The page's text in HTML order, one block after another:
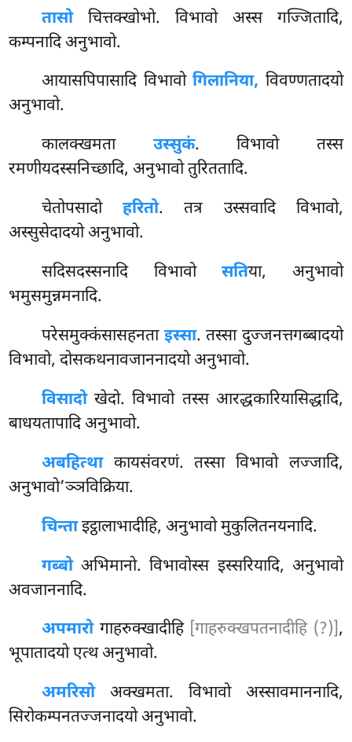
तासोचित्तक्खोभो. विभावो अस्स गज्जितादि,
कम्पनादि अनुभावो.
आयासपिपासादि विभावोगिलानिया, विवण्णतादयो
अनुभावो.
कालक्खमता उस्सुकं. विभावो तस्स
रमणीयदस्सनिच्छादि, अनुभावो तुरिततादि.
चेतोपसादोहरितो. तत्र उस्सवादि विभावो,
अस्सुसेदादयो अनुभावो.
सदिसदस्सनादि विभावोसतिया, अनुभावो
भमुसमुन्नमनादि.
परेसमुक्कंसासहनता इस्सा. तस्सा दुज्जनत्तगब्बादयो
विभावो, दोसकथनावजाननादयो अनुभावो.
विसादोखेदो. विभावो तस्स आरद्धकारियासिद्धादि,
बाधयतापादि अनुभावो.
अबहित्थाकायसंवरणं. तस्सा विभावो लज्जादि,
अनुभावो’ञ्ञविक्रिया.
चिन्ताइट्ठालाभादीहि, अनुभावो मुकुलितनयनादि.
गब्बोअभिमानो. विभावोस्स इस्सरियादि, अनुभावो
अवजाननादि.
अपमारोगाहरुक्खादीहि [गाहरुक्खपतनादीहि (?)],
भूपातादयो एत्थ अनुभावो.
अमरिसोअक्खमता. विभावो अस्सावमाननादि,
सिरोकम्पनतज्जनादयो अनुभावो.